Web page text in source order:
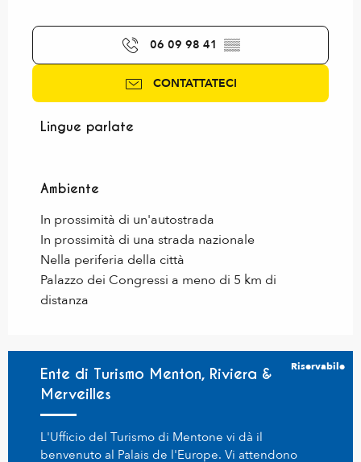
06 09 98 41 ▒▒
CONTATTATECI
Lingue parlate
Lingue parlate
Ambiente
Ambiente
In prossimità di un'autostrada
In prossimità di una strada nazionale
Nella periferia della città
Palazzo dei Congressi a meno di 5 km di
distanza
Ente di Turismo Menton, Riviera &
Merveilles
L'Ufficio del Turismo di Mentone vi dà il
benvenuto al Palais de l'Europe. Vi attendono
Riservabile